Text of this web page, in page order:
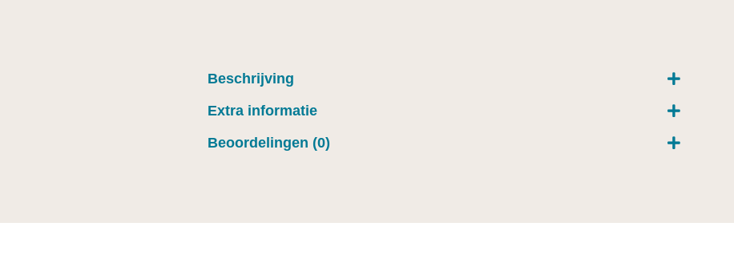
Beschrijving
Extra informatie
Beoordelingen (0)